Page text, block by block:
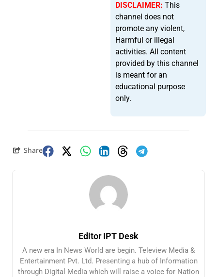
DISCLAIMER: This
channel does not
promote any violent,
Harmful or illegal
activities. All content
provided by this channel
is meant for an
educational purpose
only.
Share
Editor IPT Desk
A new era In News World are begin. Teleview Media &
Entertainment Pvt. Ltd. Presenting a hub of Information
through Digital Media which will raise a voice for Nation